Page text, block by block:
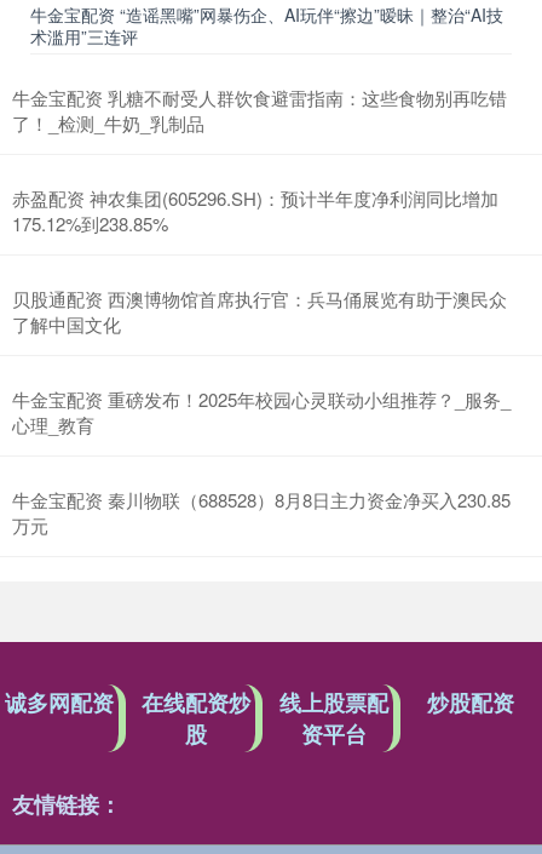
牛金宝配资 “造谣黑嘴”网暴伤企、AI玩伴“擦边”暧昧｜整治“AI技
术滥用”三连评
牛金宝配资 乳糖不耐受人群饮食避雷指南：这些食物别再吃错
了！_检测_牛奶_乳制品
赤盈配资 神农集团(605296.SH)：预计半年度净利润同比增加
175.12%到238.85%
贝股通配资 西澳博物馆首席执行官：兵马俑展览有助于澳民众
了解中国文化
牛金宝配资 重磅发布！2025年校园心灵联动小组推荐？_服务_
心理_教育
牛金宝配资 秦川物联（688528）8月8日主力资金净买入230.85
万元
诚多网配资
在线配资炒
股
线上股票配
资平台
炒股配资
友情链接：